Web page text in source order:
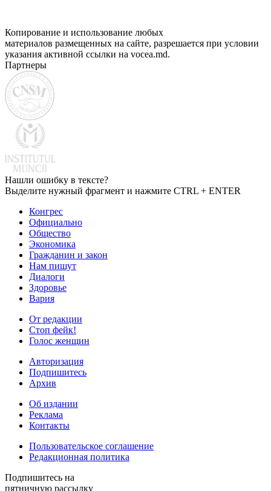
Копирование и использование любых
материалов размещенных на сайте, разрешается при условии
указания активной ссылки на vocea.md.
Партнеры
Нашли ошибку в тексте?
Выделите нужный фрагмент и нажмите CTRL + ENTER
Конгрес
Официально
Общество
Экономика
Гражданин и закон
Нам пишут
Диалоги
Здоровье
Вария
От редакции
Стоп фейк!
Голос женщин
Авторизация
Подпишитесь
Архив
Об издании
Реклама
Контакты
Пользовательское соглашение
Редакционная политика
Подпишитесь на
пятничную рассылку